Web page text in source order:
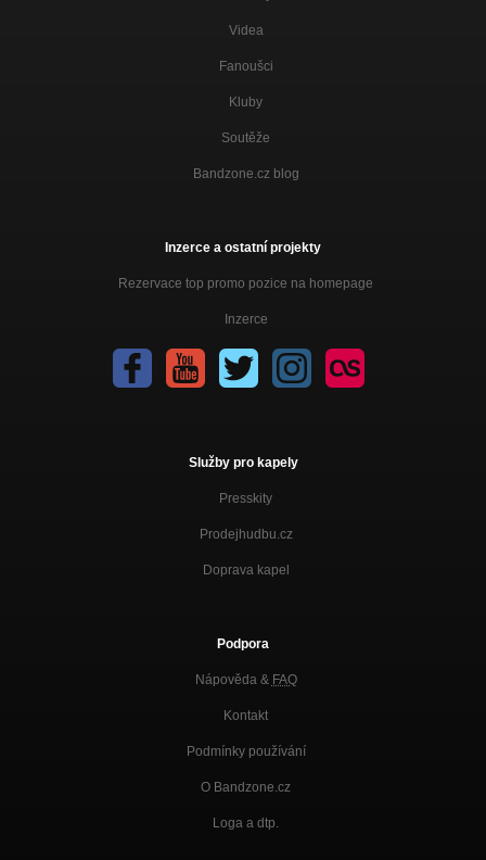
Videa
Fanoušci
Kluby
Soutěže
Bandzone.cz blog
Inzerce a ostatní projekty
Rezervace top promo pozice na homepage
Inzerce
Služby pro kapely
Presskity
Prodejhudbu.cz
Doprava kapel
Podpora
Nápověda & FAQ
Kontakt
Podmínky používání
O Bandzone.cz
Loga a dtp.